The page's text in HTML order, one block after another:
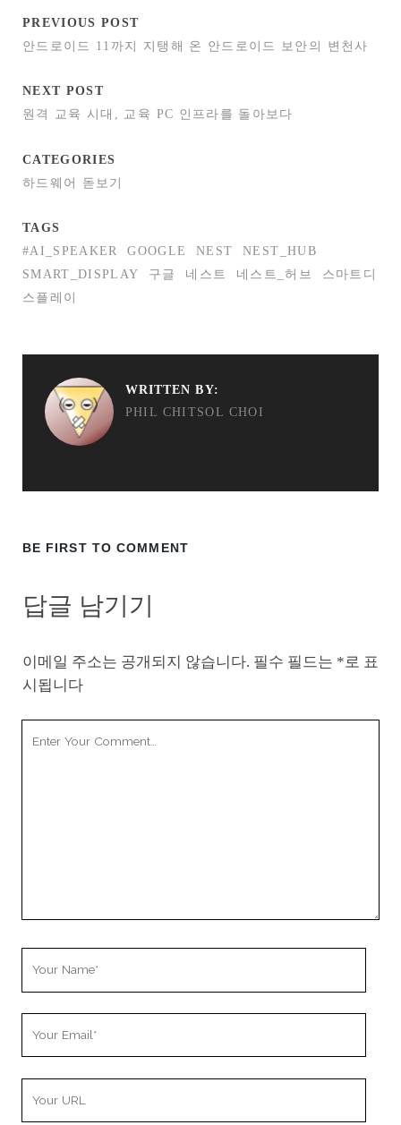
PREVIOUS POST
안드로이드 11까지 지탱해 온 안드로이드 보안의 변천사
NEXT POST
원격 교육 시대, 교육 PC 인프라를 돌아보다
CATEGORIES
하드웨어 돋보기
TAGS
#AI_SPEAKER
GOOGLE NEST
NEST_HUB
SMART_DISPLAY
구글 네스트 네스트_허브
스마트디
스플레이
WRITTEN BY:
PHIL CHITSOL CHOI
BE FIRST TO COMMENT
답글 남기기
이메일 주소는 공개되지 않습니다. 필수 필드는 *로 표
시됩니다